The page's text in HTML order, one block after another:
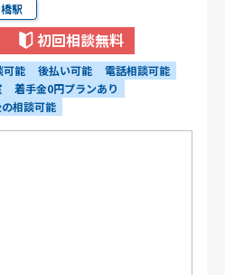
駅
初回相談無料
可能 後払い可能
電話相談可能
着手金0円プランあり
相談可能